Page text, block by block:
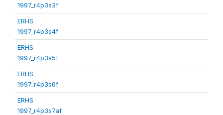
1997_r4p3s3f
ERHS
1997_r4p3s4f
ERHS
1997_r4p3s5f
ERHS
1997_r4p3s6f
ERHS
1997_r4p3s7af